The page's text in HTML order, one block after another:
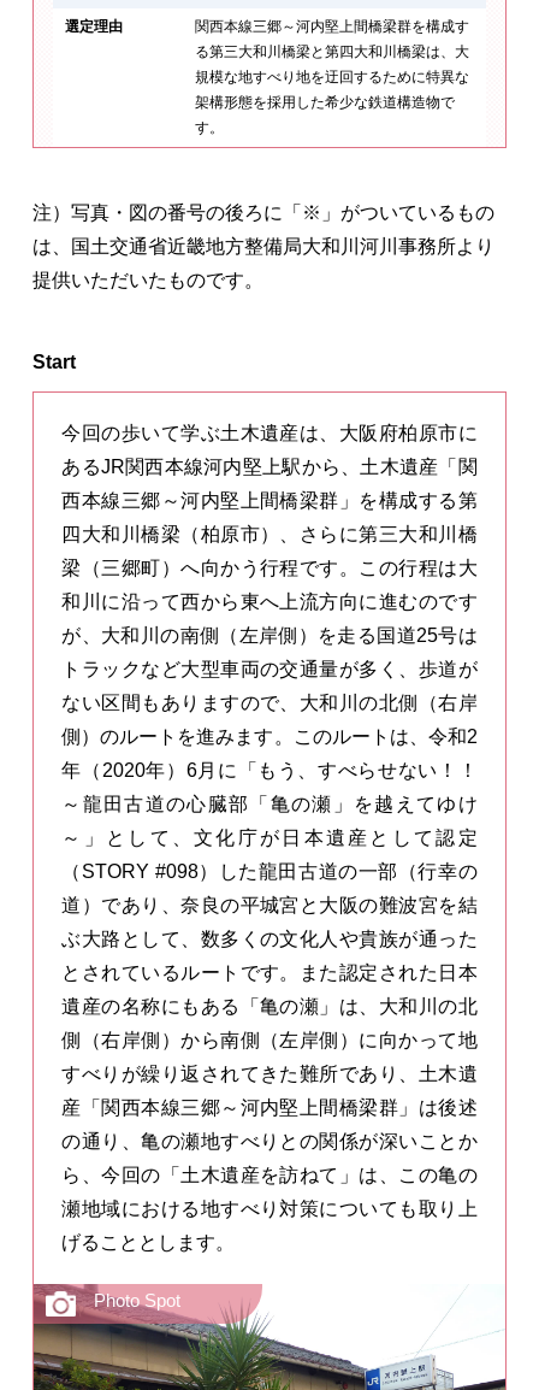
選定理由
関西本線三郷～河内堅上間橋梁群を構成す
る第三大和川橋梁と第四大和川橋梁は、大
規模な地すべり地を迂回するために特異な
架構形態を採用した希少な鉄道構造物で
す。
注）写真・図の番号の後ろに「※」がついているもの
は、国土交通省近畿地方整備局大和川河川事務所より
提供いただいたものです。
Start
今回の歩いて学ぶ土木遺産は、大阪府柏原市に
あるJR関西本線河内堅上駅から、土木遺産「関
西本線三郷～河内堅上間橋梁群」を構成する第
四大和川橋梁（柏原市）、さらに第三大和川橋
梁（三郷町）へ向かう行程です。この行程は大
和川に沿って西から東へ上流方向に進むのです
が、大和川の南側（左岸側）を走る国道25号は
トラックなど大型車両の交通量が多く、歩道が
ない区間もありますので、大和川の北側（右岸
側）のルートを進みます。このルートは、令和2
年（2020年）6月に「もう、すべらせない！！
～龍田古道の心臓部「亀の瀬」を越えてゆけ
～」として、文化庁が日本遺産として認定
（STORY #098）した龍田古道の一部（行幸の
道）であり、奈良の平城宮と大阪の難波宮を結
ぶ大路として、数多くの文化人や貴族が通った
とされているルートです。また認定された日本
遺産の名称にもある「亀の瀬」は、大和川の北
側（右岸側）から南側（左岸側）に向かって地
すべりが繰り返されてきた難所であり、土木遺
産「関西本線三郷～河内堅上間橋梁群」は後述
の通り、亀の瀬地すべりとの関係が深いことか
ら、今回の「土木遺産を訪ねて」は、この亀の
瀬地域における地すべり対策についても取り上
げることとします。